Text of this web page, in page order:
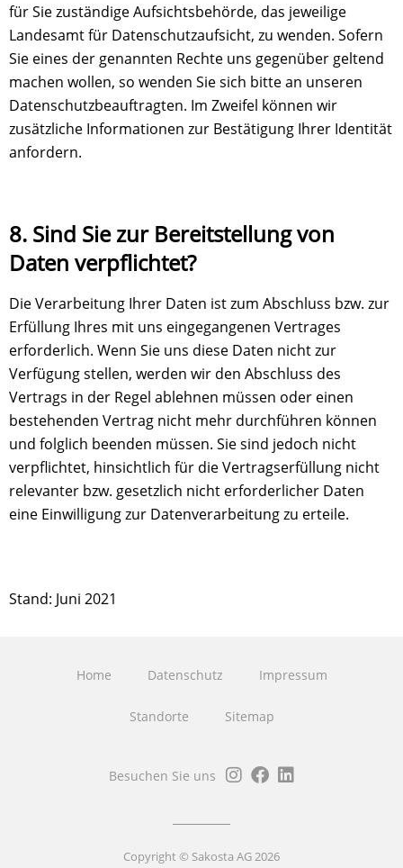
für Sie zuständige Aufsichtsbehörde, das jeweilige
Landesamt für Datenschutzaufsicht, zu wenden. Sofern
Sie eines der genannten Rechte uns gegenüber geltend
machen wollen, so wenden Sie sich bitte an unseren
Datenschutzbeauftragten. Im Zweifel können wir
zusätzliche Informationen zur Bestätigung Ihrer Identität
anfordern.
8. Sind Sie zur Bereitstellung von
Daten verpflichtet?
Die Verarbeitung Ihrer Daten ist zum Abschluss bzw. zur
Erfüllung Ihres mit uns eingegangenen Vertrages
erforderlich. Wenn Sie uns diese Daten nicht zur
Verfügung stellen, werden wir den Abschluss des
Vertrags in der Regel ablehnen müssen oder einen
bestehenden Vertrag nicht mehr durchführen können
und folglich beenden müssen. Sie sind jedoch nicht
verpflichtet, hinsichtlich für die Vertragserfüllung nicht
relevanter bzw. gesetzlich nicht erforderlicher Daten
eine Einwilligung zur Datenverarbeitung zu erteile.
Stand: Juni 2021
Home Datenschutz Impressum
Standorte Sitemap
Besuchen Sie uns
Copyright © Sakosta AG 2026